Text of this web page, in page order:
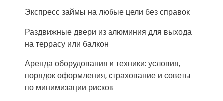
Экспресс займы на любые цели без справок
Раздвижные двери из алюминия для выхода
на террасу или балкон
Аренда оборудования и техники: условия,
порядок оформления, страхование и советы
по минимизации рисков